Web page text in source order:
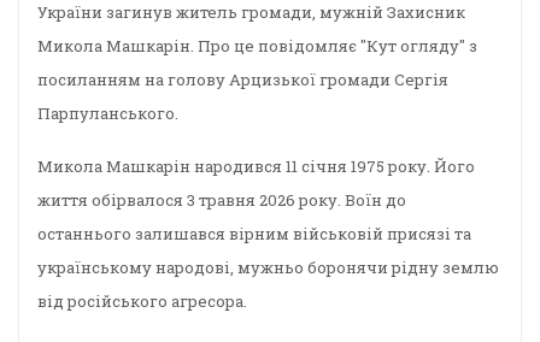
України загинув житель громади, мужній Захисник
Микола Машкарін. Про це повідомляє "Кут огляду" з
посиланням на голову Арцизької громади Сергія
Парпуланського.
Микола Машкарін народився 11 січня 1975 року. Його
життя обірвалося 3 травня 2026 року. Воїн до
останнього залишався вірним військовій присязі та
українському народові, мужньо боронячи рідну землю
від російського агресора.